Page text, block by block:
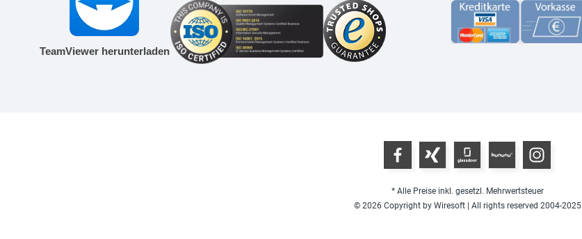
TeamViewer herunterladen
* Alle Preise inkl. gesetzl. Mehrwertsteuer
© 2026 Copyright by Wiresoft | All rights reserved 2004-2025